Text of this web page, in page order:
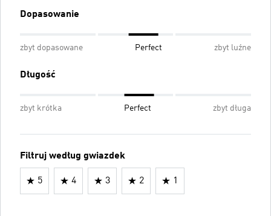
Dopasowanie
zbyt dopasowane Perfect zbyt luźne
Długość
zbyt krótka Perfect zbyt długa
Filtruj według gwiazdek
5 4 3 2 1